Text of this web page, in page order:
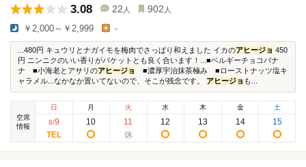
3.08 22 人 902 人
￥2,000～￥2,999 -
...480円 キュウリとナガイモを梅肉でさっぱり和えました イカのアヒージョ 450
円 ニンニクのいい香りがバケットとも良く合います！...■ベルギーチョコバナ
ナ ■小海老とアサリのアヒージョ
■濃厚宇治抹茶極み ■ローストナッツ塩キ
ャラメル...なかなか置いてないので、そこが残念です。 アヒージョ も...
空席
情報
日
8/9
月
10
火
11
水
12
木
13
金
14
土
15